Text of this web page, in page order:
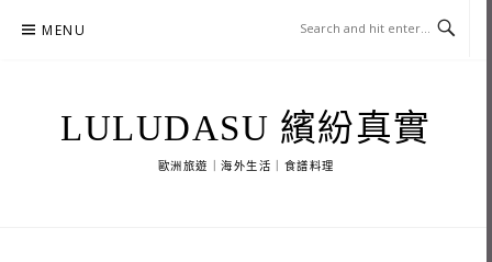
MENU
LULUDASU 繽紛真實
歐洲旅遊｜海外生活｜食譜料理